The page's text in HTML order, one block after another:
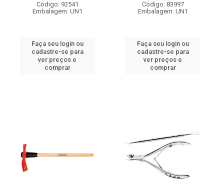
Código: 92541
Embalagem: UN1
Faça seu login ou
cadastre-se para
ver preços e
comprar
Código: 83997
Embalagem: UN1
Faça seu login ou
cadastre-se para
ver preços e
comprar